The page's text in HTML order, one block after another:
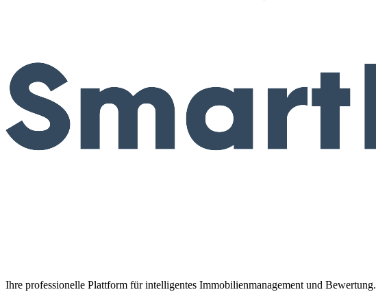
Ihre professionelle Plattform für intelligentes Immobilienmanagement und Bewertung.